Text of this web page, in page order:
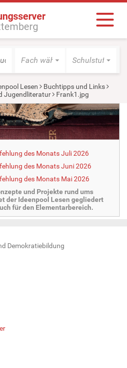
Fach wählen Schulstufe
Lesen
Buchtipps und Links
Jugendliteratur
Frank1.jpg
des Monats Juli 2026
des Monats Juni 2026
des Monats Mai 2026
und Projekte rund ums
der Ideenpool Lesen gegliedert
für den Elementarbereich.
Demokratiebildung